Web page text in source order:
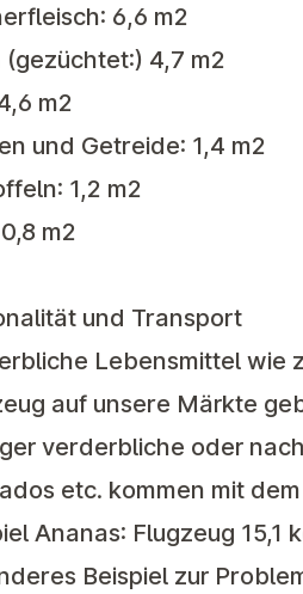
6,6 m2
(gezüchtet:) 4,7 m2
m2
und Getreide: 1,4 m2
1,2 m2
m2
und Transport
Lebensmittel wie
auf unsere Märkte
verderbliche oder
etc. kommen mit
Ananas: Flugzeug 15,1
Beispiel zur